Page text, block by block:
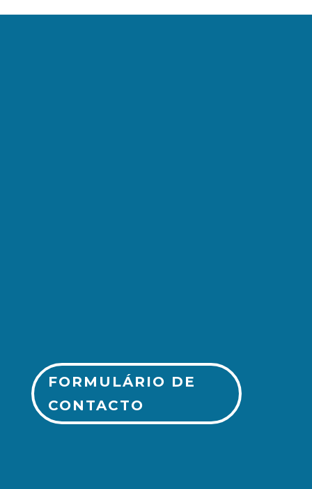
FORMULÁRIO DE
CONTACTO